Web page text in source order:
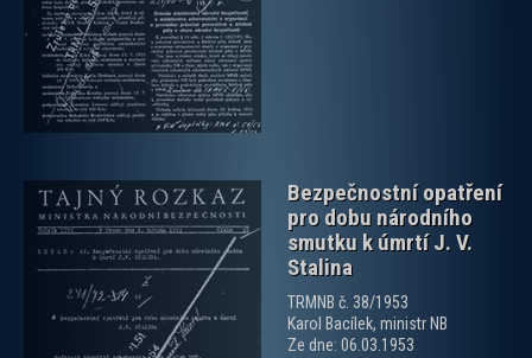
Bezpečnostní opatření
pro dobu národního
smutku k úmrtí J. V.
Stalina
TRMNB č. 38/1953
Karol Bacílek, ministr NB
Ze dne: 06.03.1953
zobrazit PDF dokument